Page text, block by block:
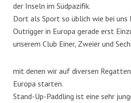
der Inseln im Südpazifik.
Dort als Sport so üblich wie bei
Outrigger in Europa gerade erst
unserem Club Einer, Zweier und
mit denen wir auf diversen
Europa starten.
Stand-Up-Paddling ist eine sehr